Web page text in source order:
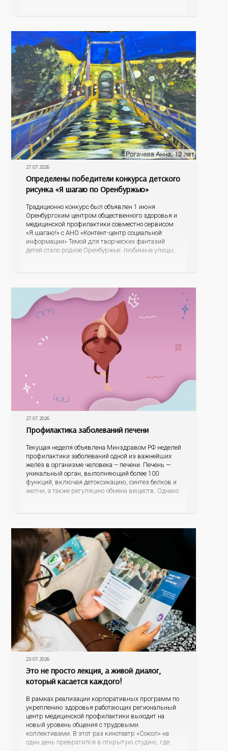
27.07.2026
Определены победители конкурса детского
рисунка «Я шагаю по Оренбуржью»
Традиционно конкурс был объявлен 1 июня
Оренбургским центром общественного здоровья и
медицинской профилактики совместно сервисом
«Я шагаю!» с АНО «Контент-центр социальной
информации» Темой для творческих фантазий
детей стало родное Оренбуржье: любимые улицы,
27.07.2026
Профилактика заболеваний печени
Текущая неделя объявлена Минздравом РФ неделей
профилактики заболеваний одной из важнейших
желёз в организме человека – печени. Печень —
уникальный орган, выполняющий более 100
функций, включая детоксикацию, синтез белков и
желчи, а также регуляцию обмена веществ. Однако
23.07.2026
Это не просто лекция, а живой диалог,
который касается каждого!
В рамках реализации корпоративных программ по
укреплению здоровья работающих региональный
центр медицинской профилактики выходит на
новый уровень общения с трудовыми
коллективами. В этот раз кинотеатр «Сокол» на
один день превратился в открытую студию, где